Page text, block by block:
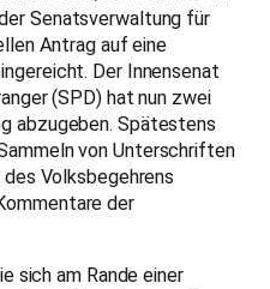
Senatsverwaltung für
Antrag auf eine
Der Innensenat
(SPD) hat nun zwei
abzugeben. Spätestens
von Unterschriften
Volksbegehrens
der
sich am Rande einer